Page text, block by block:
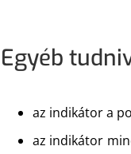
Egyéb
az indikátor a
az indikátor